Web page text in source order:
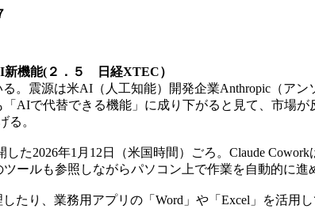
新機能(２．５ 日経XTEC）
。震源は米AI（人工知能）開発企業Anthropic（ア
AIで代替できる機能」に成り下がると見て、市場が
る。
た2026年1月12日（米国時間）ごろ。Claude
ールも参照しながらパソコン上で作業を自動的に進
り、業務用アプリの「Word」や「Excel」を活用